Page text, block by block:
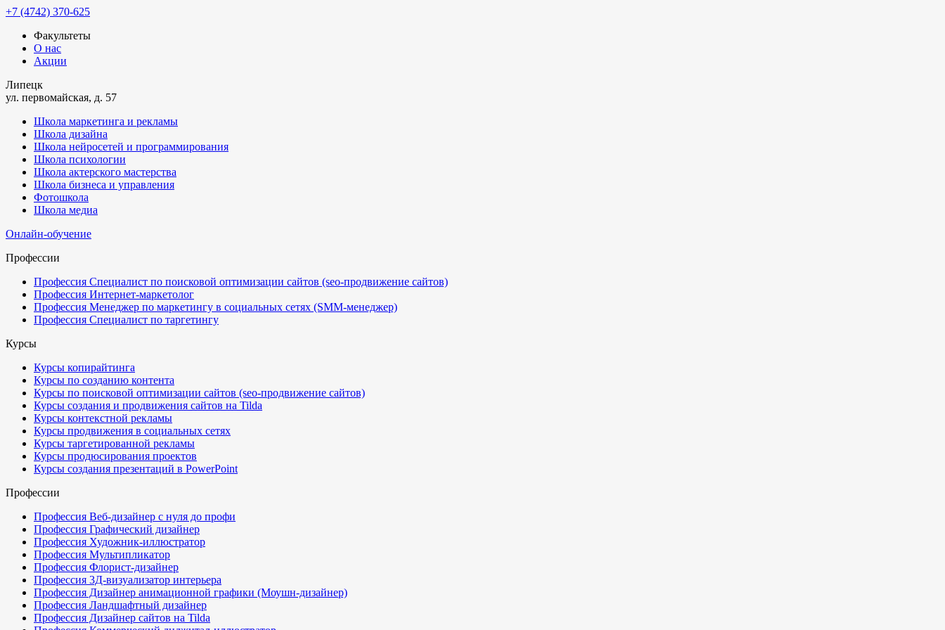
+7 (4742) 370-625
Факультеты
О нас
Акции
Липецк
ул. первомайская, д. 57
Школа маркетинга и рекламы
Школа дизайна
Школа нейросетей и программирования
Школа психологии
Школа актерского мастерства
Школа бизнеса и управления
Фотошкола
Школа медиа
Онлайн-обучение
Профессии
Профессия Специалист по поисковой оптимизации сайтов (seo-продвижение сайтов)
Профессия Интернет-маркетолог
Профессия Менеджер по маркетингу в социальных сетях (SMM-менеджер)
Профессия Специалист по таргетингу
Курсы
Курсы копирайтинга
Курсы по созданию контента
Курсы по поисковой оптимизации сайтов (seo-продвижение сайтов)
Курсы создания и продвижения сайтов на Tilda
Курсы контекстной рекламы
Курсы продвижения в социальных сетях
Курсы таргетированной рекламы
Курсы продюсирования проектов
Курсы создания презентаций в PowerPoint
Профессии
Профессия Веб-дизайнер с нуля до профи
Профессия Графический дизайнер
Профессия Художник-иллюстратор
Профессия Мультипликатор
Профессия Флорист-дизайнер
Профессия 3Д-визуализатор интерьера
Профессия Дизайнер анимационной графики (Моушн-дизайнер)
Профессия Ландшафтный дизайнер
Профессия Дизайнер сайтов на Tilda